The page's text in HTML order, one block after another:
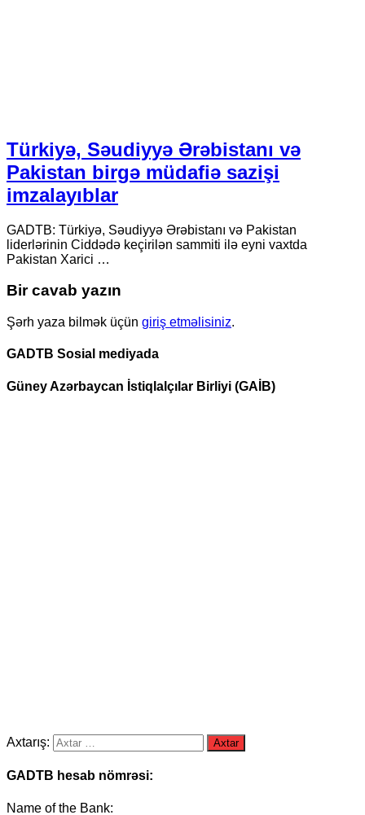
Türkiyə, Səudiyyə Ərəbistanı və
Pakistan birgə müdafiə sazişi
imzalayıblar
GADTB: Türkiyə, Səudiyyə Ərəbistanı və Pakistan
liderlərinin Ciddədə keçirilən sammiti ilə eyni vaxtda
Pakistan Xarici …
Bir cavab yazın
Şərh yaza bilmək üçün giriş etməlisiniz.
GADTB Sosial mediyada
Güney Azərbaycan İstiqlalçılar Birliyi (GAİB)
Axtarış:
GADTB hesab nömrəsi:
Name of the Bank: